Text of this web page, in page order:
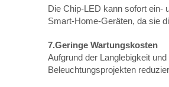
Die Chip-LED kann sofort ein-
Smart-Home-Geräten, da sie
7.Geringe Wartungskosten
Aufgrund der Langlebigkeit
Beleuchtungsprojekten